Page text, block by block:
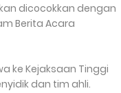
dicocokkan dengan
Berita Acara
ke Kejaksaan Tinggi
dan tim ahli.